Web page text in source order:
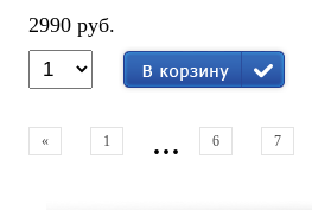
2990 руб.
« 1 ... 6 7